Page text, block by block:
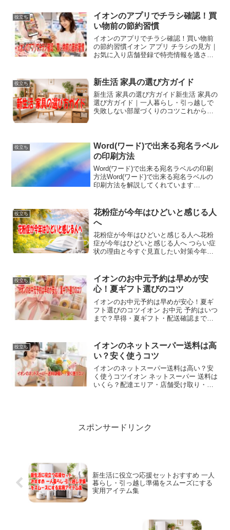
役立ち
イオンのアプリでチラシ確認！買
い物前の節約習慣
イオンのアプリでチラシ確認！買い物前
の節約習慣イオン アプリ チラシの見方｜
お気に入り店舗登録で特売情報を逃さな
をスマホで見たい」と思ったことはあり
ませんか。そんなとき...
役立ち 新生活 家具の選び方ガイド
新生活 家具の選び方ガイド新生活 家具の
選び方ガイド｜一人暮らし・引っ越しで
失敗しない部屋づくりのコツこれから新
グでは、何を優先し...
役立ち
Word(ワード)で出来る宛名ラベル
の印刷方法
Word(ワード)で出来る宛名ラベルの印刷
方法Word(ワード)で出来る宛名ラベルの
印刷方法を解説してくれています
命.comさんでプリンターのインクカート
リッジを購...
役立ち
花粉症が今年はひどいと感じる人
へ
花粉症が今年はひどいと感じる人へ花粉
症が今年はひどいと感じる人へ つらい症
状の理由と今すぐ見直したい対策今年の
鼻がムズムズし、目のかゆみや鼻づまり
で集中できず、外出その...
役立ち
イオンのお中元予約は早めが安
心！夏ギフト選びのコツ
イオンのお中元予約は早めが安心！夏ギ
フト選びのコツイオン お中元 予約はいつ
まで？早得・夏ギフト・配送確認まで失
のオンラインギフトです。「いつまで予
約できるのか」「早得...
役立ち
イオンのネットスーパー送料は高
い？安く使うコツ
イオンのネットスーパー送料は高い？安
く使うコツイオン ネットスーパー 送料は
いくら？配達エリア・店舗受け取り・確
スポンサードリンク
新生活に役立つ応援セットおすすめ 一人
暮らし・引っ越し準備をスムーズにする
実用アイテム集